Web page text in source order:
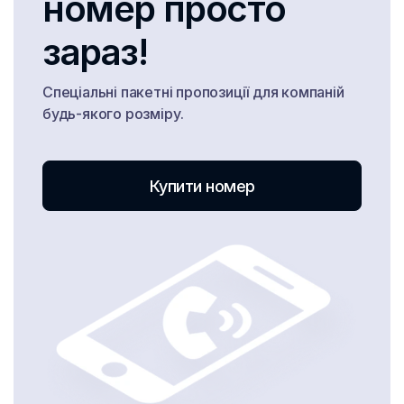
Италия
Казахстан
Китай
Колумбия
зараз!
Спеціальні пакетні пропозиції для компаній
будь-якого розміру.
Купити номер